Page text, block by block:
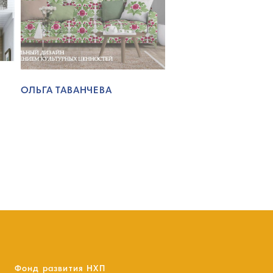
ОЛЬГА ТАВАНЧЕВА
Фонд развития НХП